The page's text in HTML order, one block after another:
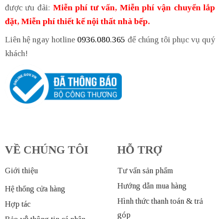
được ưu đãi: Miễn phí tư vấn, Miễn phí vận chuyển lắp
đặt, Miễn phí thiết kế nội thất nhà bếp.
Liên hệ ngay hotline 0936.080.365 để chúng tôi phục vụ quý
khách!
VỀ CHÚNG TÔI
Giới thiệu
Hệ thống cửa hàng
Hợp tác
HỖ TRỢ
Tư vấn sản phẩm
Hướng dẫn mua hàng
Hình thức thanh toán & trả
góp